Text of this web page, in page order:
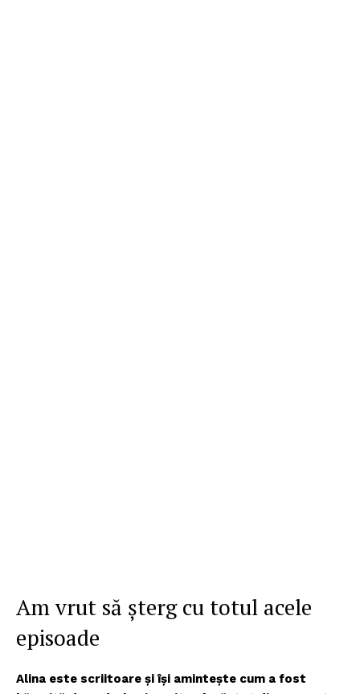
Am vrut să șterg cu totul acele
episoade
Alina este scriitoare și își amintește cum a fost